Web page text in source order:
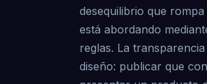
desequilibrio que
está abordando
reglas. La
diseño: publicar que